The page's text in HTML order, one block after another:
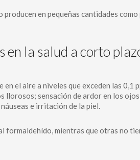
en pequeñas cantidades
en la salud a corto
el aire a niveles que exceden las 0,1
llorosos; sensación de ardor en los
e irritación de la piel.
formaldehído, mientras que otras no